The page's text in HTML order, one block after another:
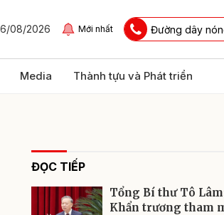
08/2026 Mới nhất Đường dây
Media Thành tựu và Phát triển
ĐỌC TIẾP
Tổng Bí thư Tô
Khẩn trương tham